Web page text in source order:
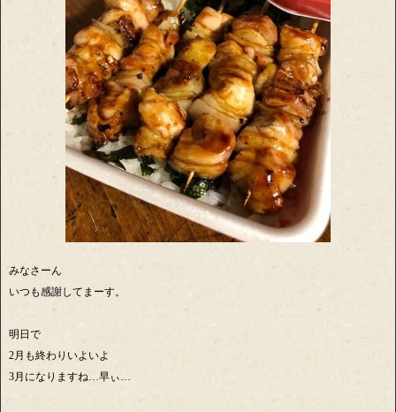
みなさーん
いつも感謝してまーす。
明日で
2月も終わりいよいよ
3月になりますね…早ぃ…